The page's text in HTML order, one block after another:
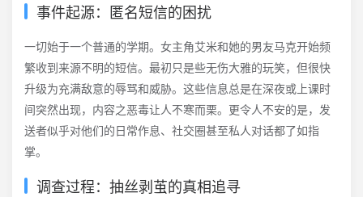
事件起源：匿名短信的困扰
一切始于一个普通的学期。女主角艾米和她的男友马克开始频
繁收到来源不明的短信。最初只是些无伤大雅的玩笑，但很快
升级为充满敌意的辱骂和威胁。这些信息总是在深夜或上课时
间突然出现，内容之恶毒让人不寒而栗。更令人不安的是，发
送者似乎对他们的日常作息、社交圈甚至私人对话都了如指
掌。
调查过程：抽丝剥茧的真相追寻